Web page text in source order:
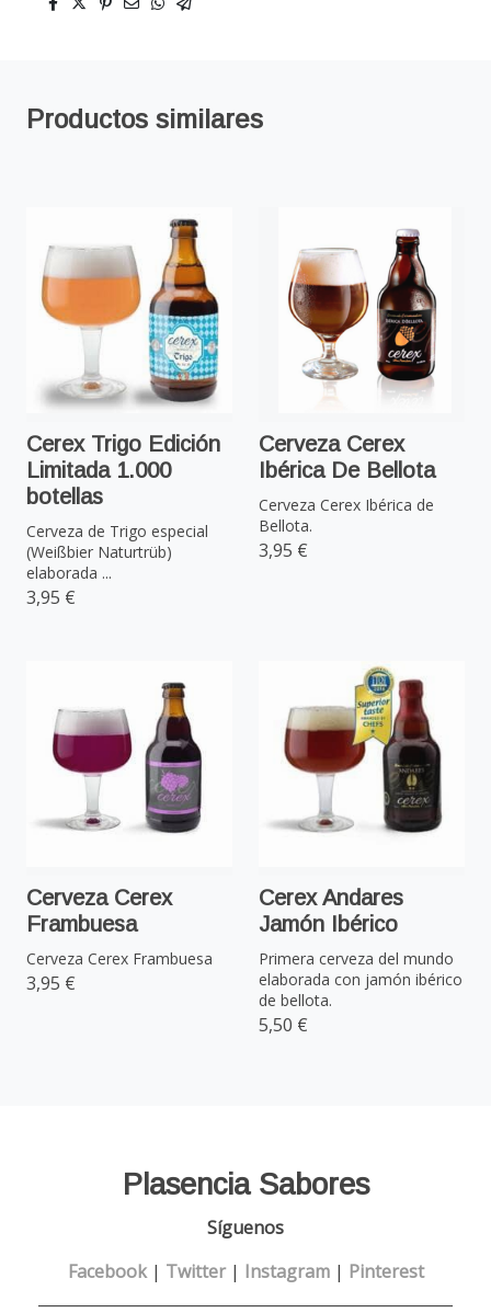
Productos similares
Cerex Trigo Edición
Limitada 1.000
botellas
Cerveza de Trigo especial
(Weißbier Naturtrüb)
elaborada ...
3,95 €
Cerveza Cerex
Ibérica De Bellota
Cerveza Cerex Ibérica de
Bellota.
3,95 €
Cerveza Cerex
Frambuesa
Cerveza Cerex Frambuesa
3,95 €
Cerex Andares
Jamón Ibérico
Primera cerveza del mundo
elaborada con jamón ibérico
de bellota.
5,50 €
Plasencia Sabores
Síguenos
Facebook| Twitter| Instagram| Pinterest